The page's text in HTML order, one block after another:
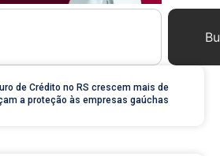
de Crédito no RS crescem mais de
a proteção às empresas gaúchas